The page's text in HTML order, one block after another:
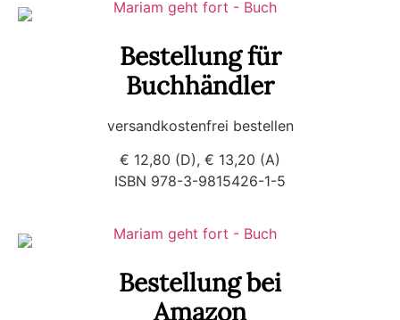
Bestellung für
Buchhändler
versandkostenfrei bestellen
€ 12,80 (D), € 13,20 (A)
ISBN 978-3-9815426-1-5
Bestellung bei
Amazon